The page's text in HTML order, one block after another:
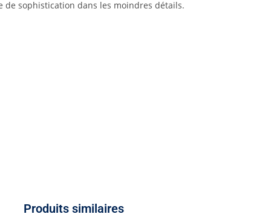
de sophistication dans les moindres détails.
Produits similaires